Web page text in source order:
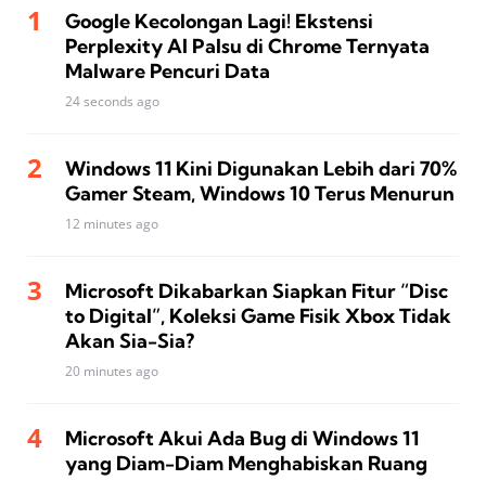
Google Kecolongan Lagi! Ekstensi
Perplexity AI Palsu di Chrome Ternyata
Malware Pencuri Data
24 seconds ago
Windows 11 Kini Digunakan Lebih dari 70%
Gamer Steam, Windows 10 Terus Menurun
12 minutes ago
Microsoft Dikabarkan Siapkan Fitur “Disc
to Digital”, Koleksi Game Fisik Xbox Tidak
Akan Sia-Sia?
20 minutes ago
Microsoft Akui Ada Bug di Windows 11
yang Diam-Diam Menghabiskan Ruang